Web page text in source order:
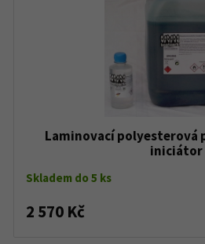
Laminovací polyesterová
iniciátor
Skladem do 5 ks
2 570 Kč